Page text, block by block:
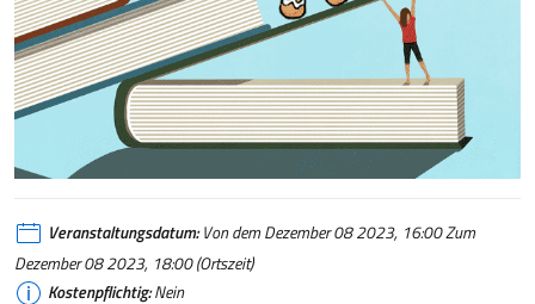
Veranstaltungsdatum:Von dem Dezember 08 2023, 16:00 Zum
Dezember 08 2023, 18:00 (Ortszeit)
Kostenpflichtig:Nein